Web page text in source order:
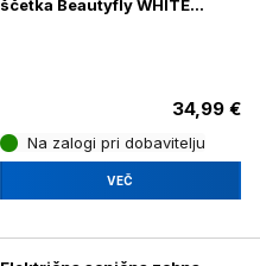
ščetka Beautyfly WHITE
34,99 €
Na zalogi pri dobavitelju
VEČ